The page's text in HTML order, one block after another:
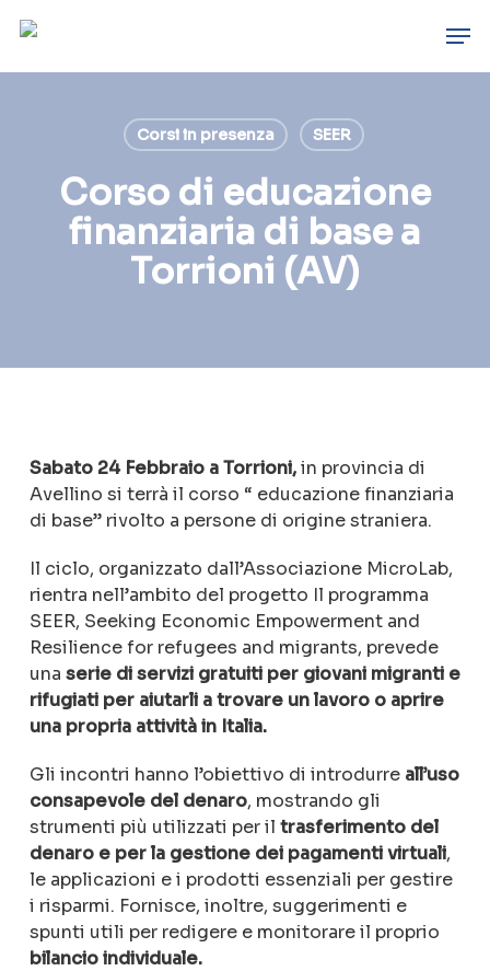
main
Corsi in presenza SEER
Corso di educazione
finanziaria di base a
Torrioni (AV)
Sabato 24 Febbraio a Torrioni,in provincia di
Avellino si terrà il corso “ educazione finanziaria
di base” rivolto a persone di origine straniera.
Il ciclo, organizzato dall’Associazione MicroLab,
rientra nell’ambito del progetto Il programma
SEER, Seeking Economic Empowerment and
Resilience for refugees and migrants, prevede
una serie di servizi gratuiti per giovani migranti e
rifugiati per aiutarli a trovare un lavoro o aprire
una propria attività in Italia.
Gli incontri hanno l’obiettivo di introdurre all’uso
consapevole del denaro, mostrando gli
strumenti più utilizzati per il trasferimento del
denaro e per la gestione dei pagamenti virtuali,
le applicazioni e i prodotti essenziali per gestire
i risparmi. Fornisce, inoltre, suggerimenti e
spunti utili per redigere e monitorare il proprio
bilancio individuale.